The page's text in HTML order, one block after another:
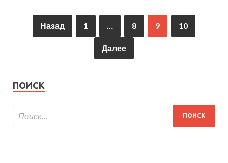
Назад 1 … 8 9 10
Далее
ПОИСК